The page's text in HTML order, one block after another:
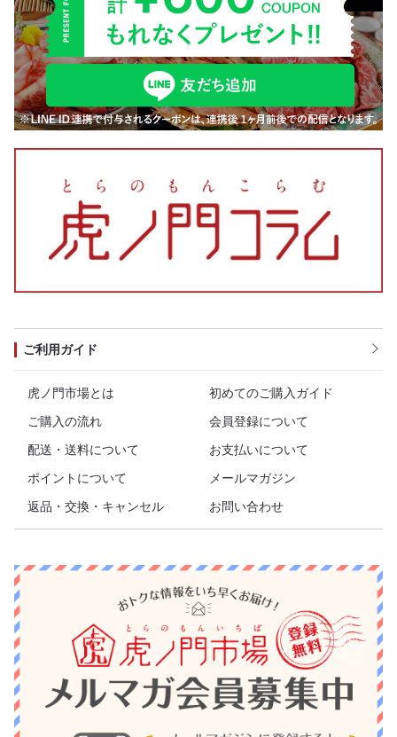
ご利用ガイド
虎ノ門市場とは
初めてのご購入ガイド
ご購入の流れ
会員登録について
配送・送料について
お支払いについて
ポイントについて
メールマガジン
返品・交換・キャンセル
お問い合わせ